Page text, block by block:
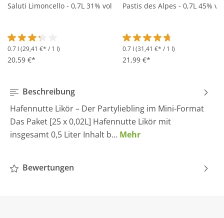
Saluti Limoncello - 0,7L 31% vol
Durchschnittliche Bewertung von 3.2 von 5 Sternen
0.7 l (29,41 €* / 1 l)
20,59 €*
Pastis des Alpes - 0,7L 45% vol
Durchschnittliche
0.7 l (31,41 €* / 1 l)
21,99 €*
Beschreibung
Hafennutte Likör – Der Partyliebling im Mini-Format
Das Paket [25 x 0,02L] Hafennutte Likör mit
insgesamt 0,5 Liter Inhalt b… Mehr
Bewertungen